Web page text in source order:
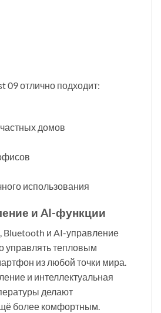
09 отлично подходит:
домов
использования
и AI-функции
Bluetooth и AI-управление
управлять тепловым
из любой точки мира.
и интеллектуальная
делают
более комфортным.